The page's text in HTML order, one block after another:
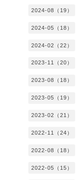
2024-08（19）
2024-05（18）
2024-02（22）
2023-11（20）
2023-08（18）
2023-05（19）
2023-02（21）
2022-11（24）
2022-08（18）
2022-05（15）